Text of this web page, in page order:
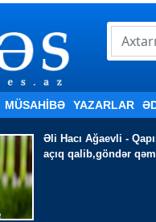
MÜSAHİBƏ YAZARLAR
Bəhram Bilaloğlu -
qədər söykəndiyim